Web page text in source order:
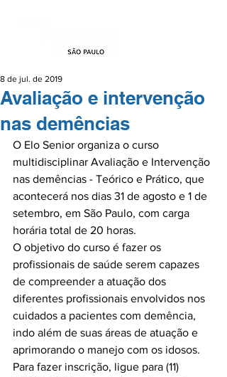
Avaliação e intervenção
nas demências
8 de jul. de 2019
O Elo Senior organiza o curso
multidisciplinar Avaliação e Intervenção
nas demências - Teórico e Prático, que
acontecerá nos dias 31 de agosto e 1 de
setembro, em São Paulo, com carga
horária total de 20 horas.
O objetivo do curso é fazer os
profissionais de saúde serem capazes
de compreender a atuação dos
diferentes profissionais envolvidos nos
cuidados a pacientes com demência,
indo além de suas áreas de atuação e
aprimorando o manejo com os idosos.
Para fazer inscrição, ligue para (11)